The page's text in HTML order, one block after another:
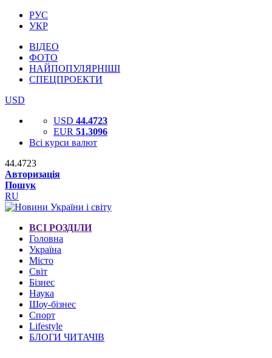
РУС
УКР
ВІДЕО
ФОТО
НАЙПОПУЛЯРНІШІ
СПЕЦПРОЕКТИ
USD
USD 44.4723
EUR 51.3096
Всі курси валют
44.4723
Авторизація
Пошук
RU
ВСІ РОЗДІЛИ
Головна
Україна
Місто
Світ
Бізнес
Наука
Шоу-бізнес
Спорт
Lifestyle
БЛОГИ ЧИТАЧІВ